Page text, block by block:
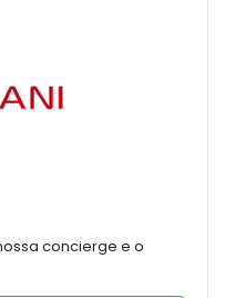
concierge e o